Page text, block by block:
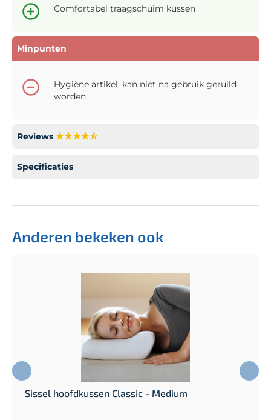
Comfortabel traagschuim kussen
Minpunten
Hygiëne artikel, kan niet na gebruik geruild
worden
Reviews
Specificaties
Anderen bekeken ook
Sissel hoofdkussen Classic - Medium